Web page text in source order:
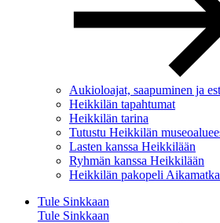
Aukioloajat, saapuminen ja
Heikkilän tapahtumat
Heikkilän tarina
Tutustu Heikkilän
Lasten kanssa Heikkilään
Ryhmän kanssa Heikkilään
Heikkilän pakopeli
Tule Sinkkaan
Tule Sinkkaan